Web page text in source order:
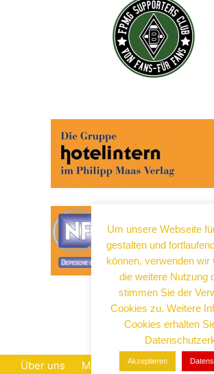
Über uns Mediadaten
Um unsere Webseite
gestalten und
können, verwenden
die weitere Nutzung
stimmen Sie der
Cookies zu. Weitere
Cookies erhalten
Akzeptieren